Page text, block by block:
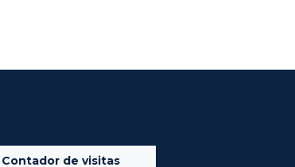
Contador de visitas